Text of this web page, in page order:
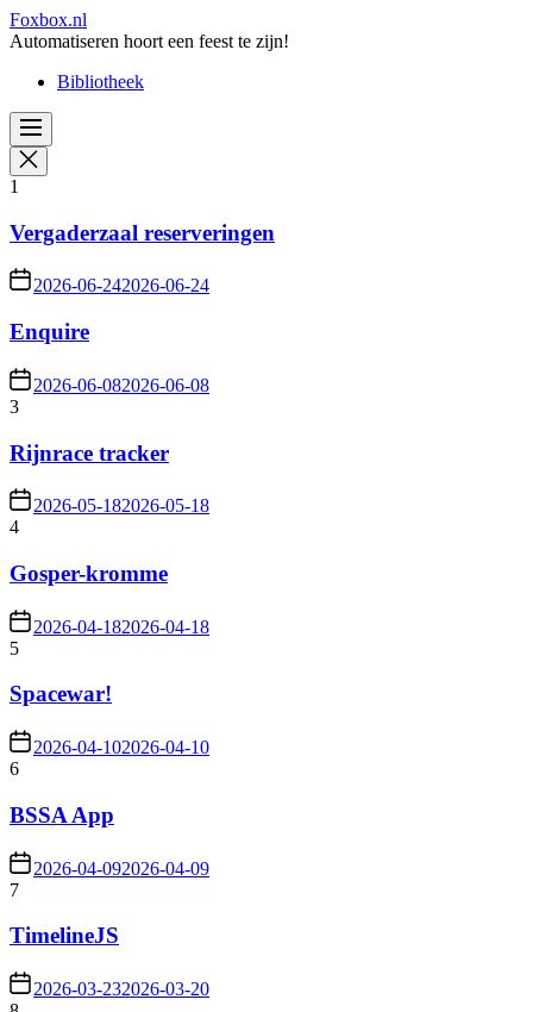
Skip
to
content
Foxbox.nl
Automatiseren hoort een feest te zijn!
Bibliotheek
1
Vergaderzaal reserveringen
2026-06-242026-06-24
Enquire
2026-06-082026-06-08
3
Rijnrace tracker
2026-05-182026-05-18
4
Gosper-kromme
2026-04-182026-04-18
5
Spacewar!
2026-04-102026-04-10
6
BSSA App
2026-04-092026-04-09
7
TimelineJS
2026-03-232026-03-20